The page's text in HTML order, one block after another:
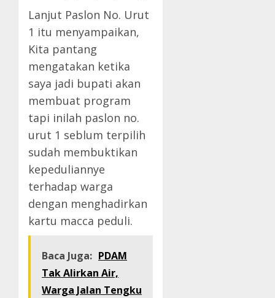
Lanjut Paslon No. Urut
1 itu menyampaikan,
Kita pantang
mengatakan ketika
saya jadi bupati akan
membuat program
tapi inilah paslon no.
urut 1 seblum terpilih
sudah membuktikan
kepeduliannye
terhadap warga
dengan menghadirkan
kartu macca peduli.
Baca Juga: PDAM
Tak Alirkan Air,
Warga Jalan Tengku